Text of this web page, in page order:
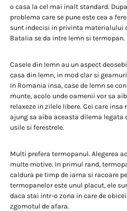
o casa la cel mai inalt standard.
problema care se pune este cea a
sunt indecisi in privinta materialului
Batalia se da intre lemn si termopan.
Casele din lemn au un aspect
casa din lemn, in mod clar si
In Romania insa, case de lemn se
munte, acolo unde oamenii vor sa
relaxeze in zilele libere. Cei care
ajung sa aiba aceasta dilema legata
usile si ferestrele.
Multi prefera termopanul. Alegerea
multe motive. In primul rand,
caldura pe timp de iarna si racoare
termopanelor este unul placut, ele
daca stai intr-o zona in care de
zgomotul de afara.